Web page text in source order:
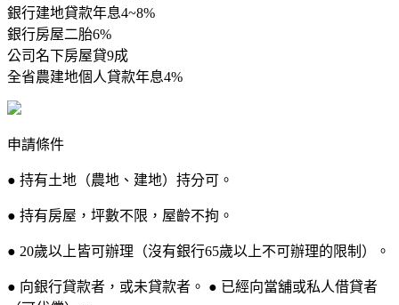
銀行建地貸款年息4~8%
銀行房屋二胎6%
公司名下房屋貸9成
全省農建地個人貸款年息4%
申請條件
● 持有土地（農地、建地）持分可。
● 持有房屋，坪數不限，屋齡不拘。
● 20歲以上皆可辦理（沒有銀行65歲以上不可辦理的限制）。
● 向銀行貸款者，或未貸款者。 ● 已經向當舖或私人借貸者